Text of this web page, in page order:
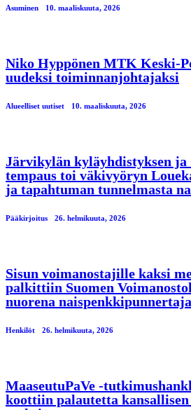
Asuminen 10. maaliskuuta, 2026
Niko Hyppönen MTK Keski-
uudeksi toiminnanjohtajaksi
Alueelliset uutiset 10. maaliskuuta, 2026
Järvikylän kyläyhdistyksen ja
tempaus toi väkivyöryn
ja tapahtuman tunnelmasta
Pääkirjoitus 26. helmikuuta, 2026
Sisun voimanostajille kaksi
palkittiin Suomen
nuorena
Henkilöt 26. helmikuuta, 2026
MaaseutuPaVe -
koottiin palautetta kansallisen